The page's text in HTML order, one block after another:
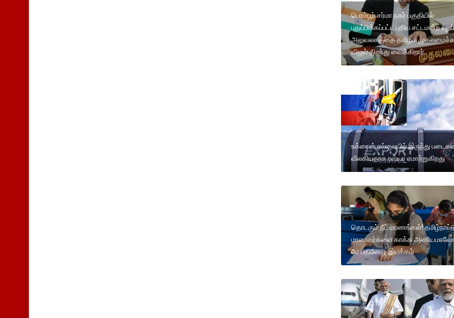
பெரம்பூர் சர்மா நகர் பகுதியில்
புதுப்பிக்கப்பட்ட புதிய சட்டமன்ற
அலுவலகத்தை தமிழக
விஜய் திறந்து வைக்கிறார்
உக்ரைன் எல்லையில் இருந்து
விலகியதாக ரஷ்யா ஏமாற்றுகிறது
தொடரும் நீட் மரணங்கள்!
மாணவர்களை காக்க
மே பதினேழு இயக்கம்